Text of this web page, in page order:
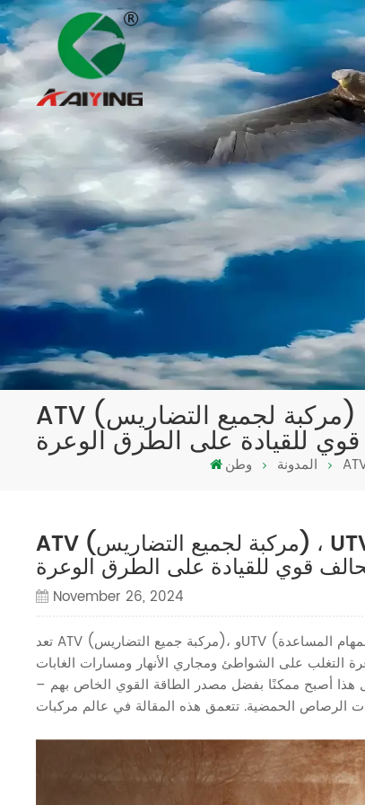
ATV (مركبة لجميع التضاريس) ، UTV (مركبة مهام المرافق) وبطاريات الدراجات النارية الحمضية الرصاص:
للقيادة على الطرق الوعرة
وطن المدونة
ATV (مركبة لجميع التضاريس) ، UTV (مركبة مهام المرافق) وبطاريات الدراجات النارية
قوي للقيادة على الطرق الوعرة
November 26, 2024
تعد ATV (مركبة جميع التضاريس)، وUTV (مركبة المهام المساعدة) الخيار المفضل للمستكشفين وعشاق الهواء الطلق نظرًا لأدائها الفائق على
التغلب على الشواطئ ومجاري الأنهار ومسارات الغابات
هذا أصبح ممكنًا بفضل مصدر الطاقة القوي الخاص بهم –